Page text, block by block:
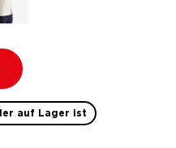
auf Lager ist